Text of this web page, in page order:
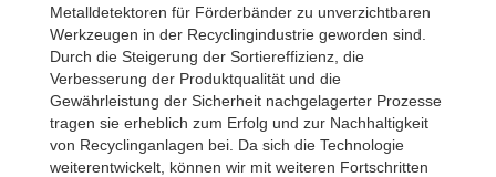
Metalldetektoren für Förderbänder zu unverzichtbaren
Werkzeugen in der Recyclingindustrie geworden sind.
Durch die Steigerung der Sortiereffizienz, die
Verbesserung der Produktqualität und die
Gewährleistung der Sicherheit nachgelagerter Prozesse
tragen sie erheblich zum Erfolg und zur Nachhaltigkeit
von Recyclinganlagen bei. Da sich die Technologie
weiterentwickelt, können wir mit weiteren Fortschritten